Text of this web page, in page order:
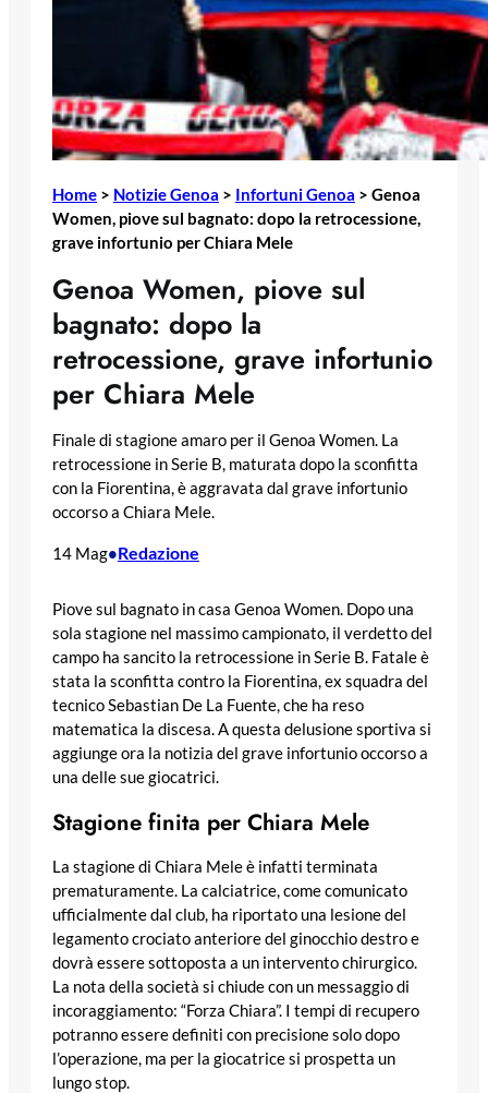
Home > Notizie Genoa > Infortuni Genoa > Genoa
Women, piove sul bagnato: dopo la retrocessione,
grave infortunio per Chiara Mele
Genoa Women, piove sul
bagnato: dopo la
retrocessione, grave infortunio
per Chiara Mele
Finale di stagione amaro per il Genoa Women. La
retrocessione in Serie B, maturata dopo la sconfitta
con la Fiorentina, è aggravata dal grave infortunio
occorso a Chiara Mele.
14 Mag•Redazione
Piove sul bagnato in casa Genoa Women. Dopo una
sola stagione nel massimo campionato, il verdetto del
campo ha sancito la retrocessione in Serie B. Fatale è
stata la sconfitta contro la Fiorentina, ex squadra del
tecnico Sebastian De La Fuente, che ha reso
matematica la discesa. A questa delusione sportiva si
aggiunge ora la notizia del grave infortunio occorso a
una delle sue giocatrici.
Stagione finita per Chiara Mele
La stagione di Chiara Mele è infatti terminata
prematuramente. La calciatrice, come comunicato
ufficialmente dal club, ha riportato una lesione del
legamento crociato anteriore del ginocchio destro e
dovrà essere sottoposta a un intervento chirurgico.
La nota della società si chiude con un messaggio di
incoraggiamento: “Forza Chiara”. I tempi di recupero
potranno essere definiti con precisione solo dopo
l’operazione, ma per la giocatrice si prospetta un
lungo stop.